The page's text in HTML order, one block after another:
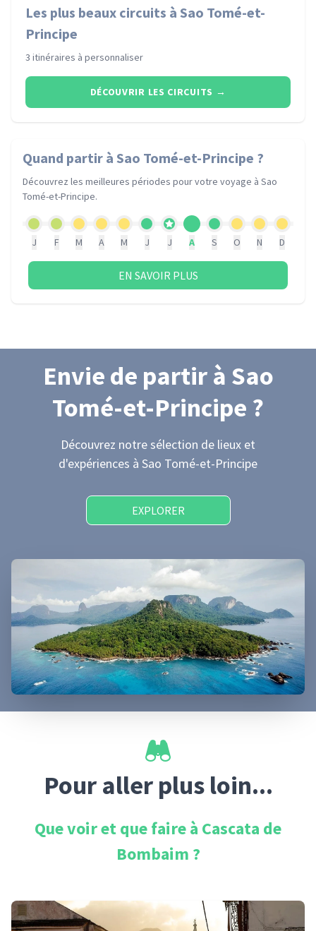
Les plus beaux circuits à Sao Tomé-et-
Principe
3 itinéraires à personnaliser
DÉCOUVRIR LES CIRCUITS →
Quand partir à Sao Tomé-et-Principe ?
Découvrez les meilleures périodes pour votre voyage à Sao
Tomé-et-Principe.
J F M A M J J A S O N D
EN SAVOIR PLUS
Envie de partir à Sao
Tomé-et-Principe ?
Découvrez notre sélection de lieux et
d'expériences à Sao Tomé-et-Principe
EXPLORER
Pour aller plus loin...
Que voir et que faire à Cascata de
Bombaim ?